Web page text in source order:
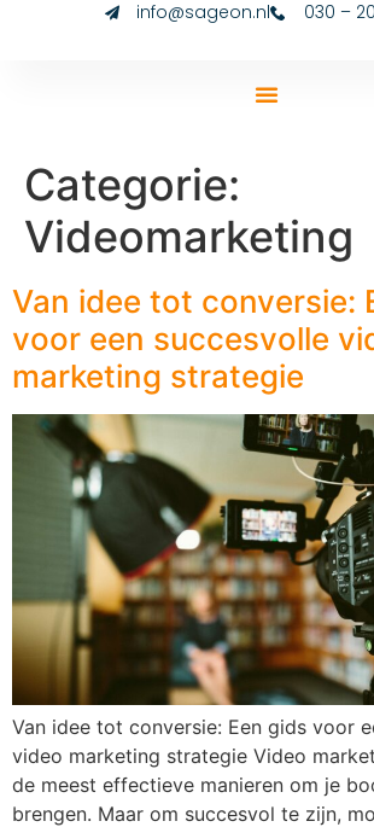
info@sageon.nl 030 –
Categorie:
Videomarketing
Van idee tot conversie:
voor een succesvolle
marketing strategie
Van idee tot conversie: Een gids voor
video marketing strategie Video
de meest effectieve manieren om je
brengen. Maar om succesvol te zijn,